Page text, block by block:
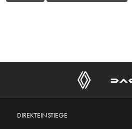
DIREKTEINSTIEGE